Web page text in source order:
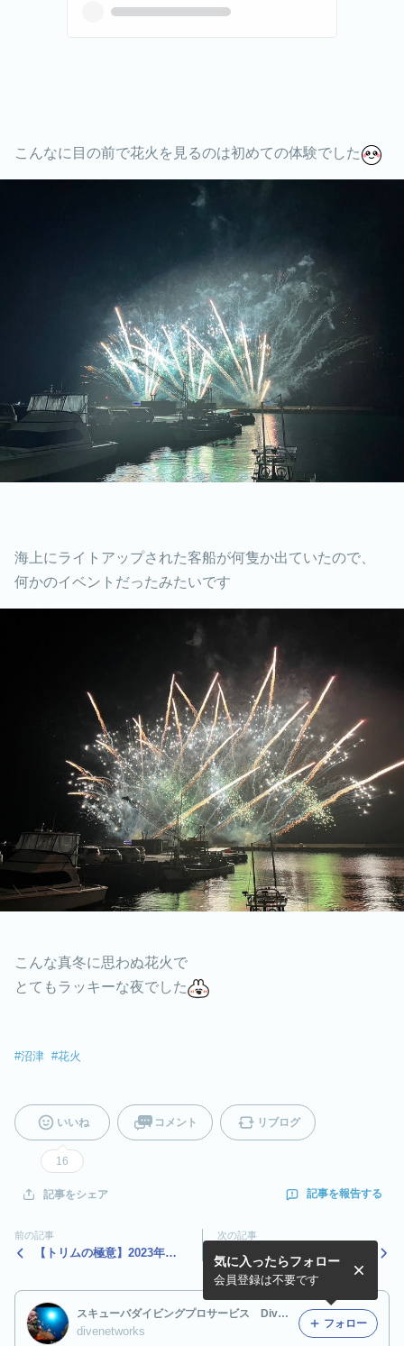
こんなに目の前で花火を見るのは初めての体験でした
海上にライトアップされた客船が何隻か出ていたので、
何かのイベントだったみたいです
こんな真冬に思わぬ花火で
とてもラッキーな夜でした
#沼津 #花火
いいね
16
コメント リブログ
記事をシェア 記事を報告する
前の記事
【トリムの極意】2023年も
次の記事
【道の駅】村の駅＠三島へ！
スキューバダイビングプロサービス Dive Networks
divenetworks
気に入ったらフォロー
会員登録は不要です
フォロー